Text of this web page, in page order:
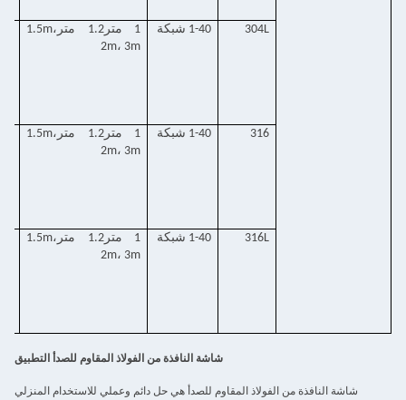
304L 1-40 شبكة
1 متر1.2 متر1.5m،
2m، 3m
316 1-40 شبكة
1 متر1.2 متر1.5m،
2m، 3m
316L 1-40 شبكة
1 متر1.2 متر1.5m،
2m، 3m
شاشة النافذة من الفولاذ المقاوم للصدأ التطبيق
شاشة النافذة من الفولاذ المقاوم للصدأ هي حل دائم وعملي للاستخدام المنزلي